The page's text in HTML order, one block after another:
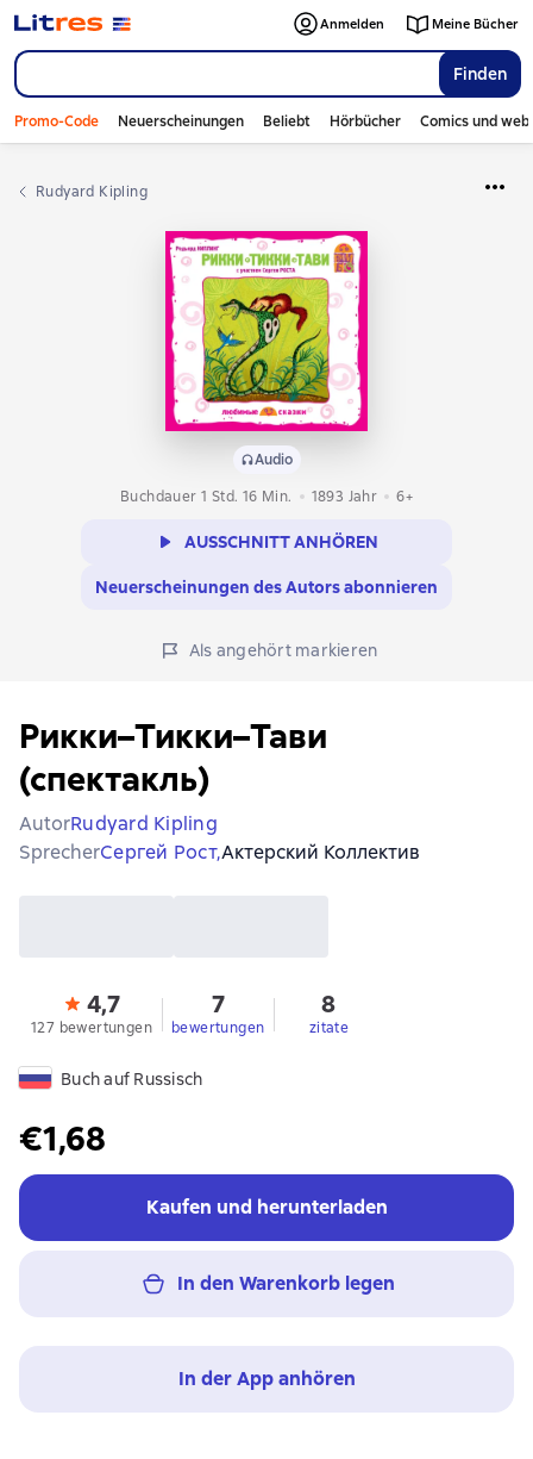
Finden
Anmelden Meine Bücher
Promo-Code Neuerscheinungen Beliebt Hörbücher Comics und
Rudyard Kipling
Audio
Buchdauer 1 Std. 16 Min.
1893 Jahr 6+
AUSSCHNITT ANHÖREN
Neuerscheinungen des Autors abonnieren
Als angehört markieren
Рикки–Тикки–Тави
(спектакль)
AutorRudyard Kipling
SprecherСергей Рост,Актерский Коллектив
4,7
127 bewertungen
7
bewertungen
8
zitate
Buch auf Russisch
€1,68
Kaufen und herunterladen
In den Warenkorb legen
In der App anhören